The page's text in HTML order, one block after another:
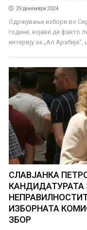
29 декември 2024
Одржување избори во
години, изјави де факто
интервју за „Ал Арабија“,
СЛАВЈАНКА
КАНДИДАТУРАТА
ИЗБОРНАТА
ЗБОР